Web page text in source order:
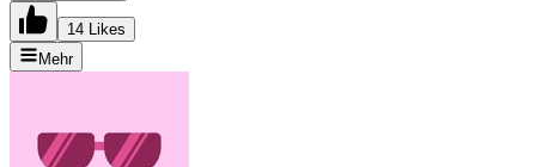
14 Likes
Mehr